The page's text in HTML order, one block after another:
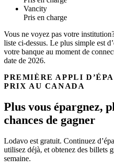
Vancity
Pris en charge
Vous ne voyez pas votre
liste ci-dessus. Le plus simple est
votre banque au moment de
date de 2026.
PREMIÈRE APPLI
PRIX AU CANADA
Plus vous épargnez,
chances de gagner
Lodavo est gratuit. Continuez
utilisez déjà, et obtenez des billets
semaine.